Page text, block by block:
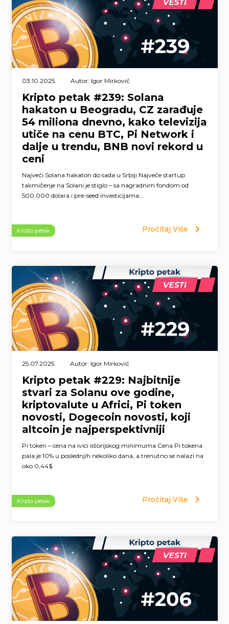
03.10.2025. Autor: Igor Mirković
Kripto petak #239: Solana
hakaton u Beogradu, CZ zarađuje
54 miliona dnevno, kako televizija
utiče na cenu BTC, Pi Network i
dalje u trendu, BNB novi rekord u
ceni
Najveći Solana hakaton do sada u Srbiji Najveće startup
takmičenje na Solani je stiglo – sa nagradnim fondom od
500.000 dolara i pre-seed investicijama...
Kripto petak Pročitaj Više
25.07.2025. Autor: Igor Mirković
Kripto petak #229: Najbitnije
stvari za Solanu ove godine,
kriptovalute u Africi, Pi token
novosti, Dogecoin novosti, koji
altcoin je najperspektivniji
Pi token – cena na ivici istorijskog minimuma Cena Pi tokena
pala je 10% u poslednjih nekoliko dana, a trenutno se nalazi na
oko 0,44$.
Kripto petak Pročitaj Više